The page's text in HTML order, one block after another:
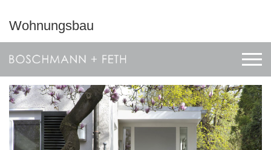
Wohnungsbau